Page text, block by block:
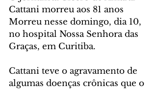
Cattani morreu aos 81 anos
Morreu nesse domingo, dia 10,
no hospital Nossa Senhora das
Graças, em Curitiba.
Cattani teve o agravamento de
algumas doenças crônicas que o